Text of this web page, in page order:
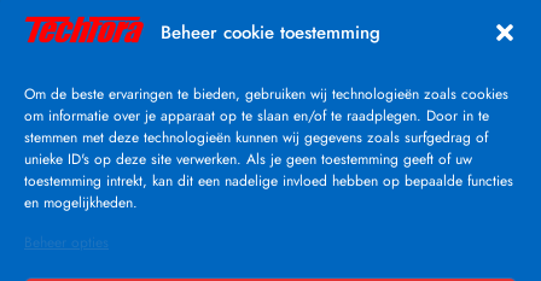
Beheer cookie toestemming
Om de beste ervaringen te bieden, gebruiken wij technologieën zoals cookies
om informatie over je apparaat op te slaan en/of te raadplegen. Door in te
stemmen met deze technologieën kunnen wij gegevens zoals surfgedrag of
unieke ID's op deze site verwerken. Als je geen toestemming geeft of uw
toestemming intrekt, kan dit een nadelige invloed hebben op bepaalde functies
en mogelijkheden.
Beheer opties
ingestuurd door Mario Limonciello
uitrol zal het ontbrekende firmware…
Lees Verder